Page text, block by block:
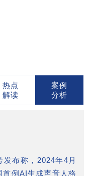
热点
解读
案例
分析
布称，2024年4月
首例AI生成声音人格